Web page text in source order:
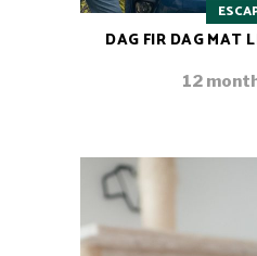
DAG FIR DAG MAT
12